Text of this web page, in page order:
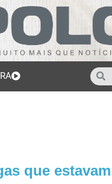
que estavam